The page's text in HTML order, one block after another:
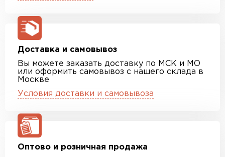
Доставка и самовывоз
Вы можете заказать доставку по МСК и МО
или оформить самовывоз с нашего склада в
Москве
Условия доставки и самовывоза
Оптово и розничная продажа